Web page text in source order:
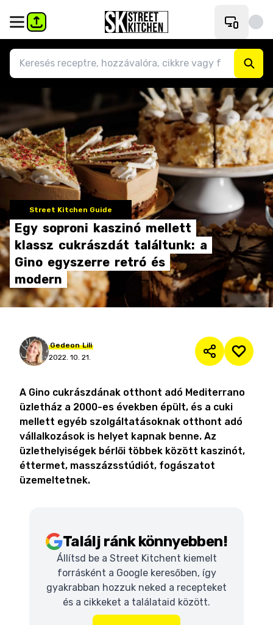
Street Kitchen Guide
Egy soproni kaszinó mellett
klassz cukrászdát találtunk: a
Gino egyszerre retró és
modern
Gedeon Lili
2022. 10. 21.
A Gino cukrászdának otthont adó Mediterrano
üzletház a 2000-es években épült, és a cuki
mellett egyéb szolgáltatásoknak otthont adó
vállalkozások is helyet kapnak benne. Az
üzlethelyiségek bérlői többek között kaszinót,
éttermet, masszázsstúdiót, fogászatot
üzemeltetnek.
Találj ránk könnyebben!
Állítsd be a Street Kitchent kiemelt
forrásként a Google keresőben, így
gyakrabban hozzuk neked a recepteket
és a cikkeket a találataid között.